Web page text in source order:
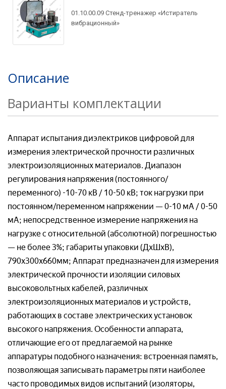
01.10.00.09 Стенд-тренажер «Истиратель
вибрационный»
Описание
Варианты комплектации
Аппарат испытания диэлектриков цифровой для
измерения электрической прочности различных
электроизоляционных материалов. Диапазон
регулирования напряжения (постоянного/
переменного) -10-70 кВ / 10-50 кВ; ток нагрузки при
постоянном/переменном напряжении — 0-10 мА / 0-50
мА; непосредственное измерение напряжения на
нагрузке с относительной (абсолютной) погрешностью
— не более 3%; габариты упаковки (ДхШхВ),
790х300х660мм; Аппарат предназначен для измерения
электрической прочности изоляции силовых
высоковольтных кабелей, различных
электроизоляционных материалов и устройств,
работающих в составе электрических установок
высокого напряжения. Особенности аппарата,
отличающие его от предлагаемой на рынке
аппаратуры подобного назначения: встроенная память,
позволяющая записывать параметры пяти наиболее
часто проводимых видов испытаний (изоляторы,
Запросить цену
Ваш e-mail*
Товар*
Организация*
Номер телефон *
Отправляя заявку, я соглашаюсь с
Пользовательским соглашением
Ваше имя*
Ваш e-mail*
Товар*
Организация*
Номер телефон*
Ваш вопрос:*
Пользовательским соглашением
Рассчитать доставку
Ваше имя*
Товар*
Организация*
Номер телефона*
Адрес доставки*
Отправляя заявку, я соглашаюсь с
Пользовательским соглашением